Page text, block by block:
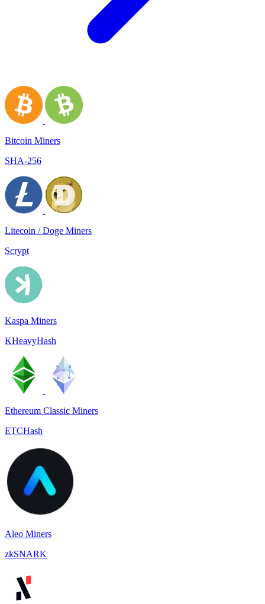
Bitcoin Miners
SHA-256
Litecoin / Doge Miners
Scrypt
Kaspa Miners
KHeavyHash
Ethereum Classic Miners
ETCHash
Aleo Miners
zkSNARK